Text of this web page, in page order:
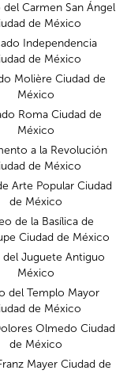
del Carmen San Ángel
de México
Independencia
de México
Molière Ciudad de
México
Roma Ciudad de
México
a la Revolución
de México
Arte Popular Ciudad
de México
de la Basílica de
Ciudad de México
del Juguete Antiguo
México
del Templo Mayor
de México
Olmedo Ciudad
de México
Mayer Ciudad de